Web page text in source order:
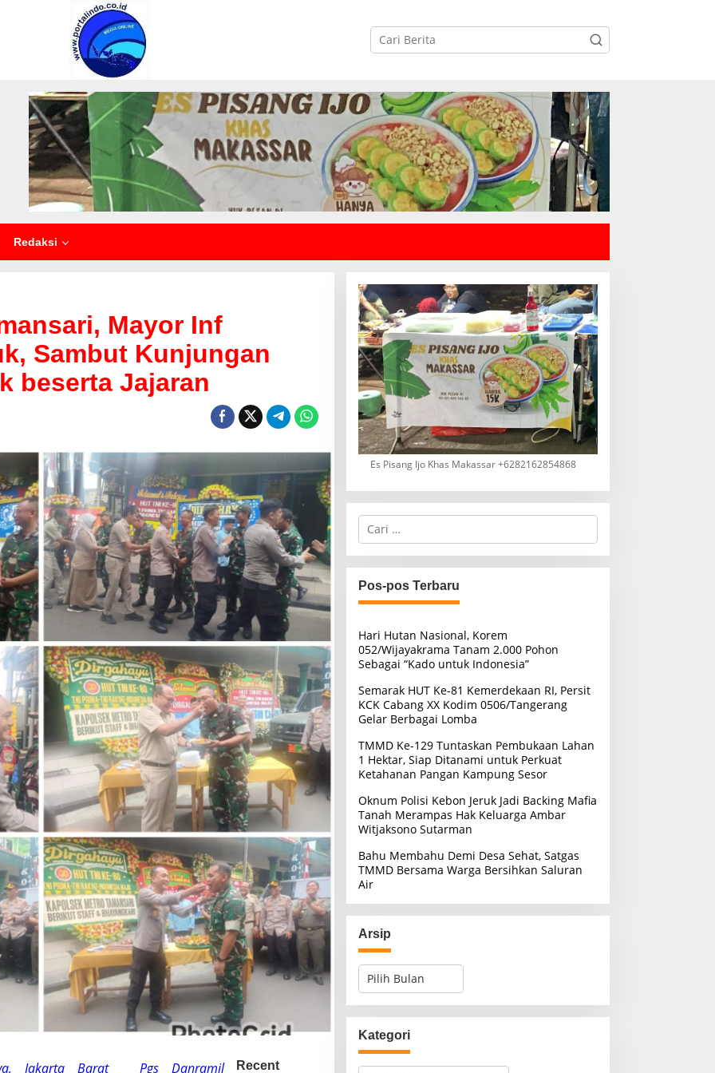
Redaksi
Mayor Inf
Sambut Kunjungan
beserta Jajaran
Jakarta Barat _ Pgs Danramil
Recent
Es Pisang Ijo Khas Makassar +6282162854868
C
i
u
n
t
k
:
Pos-pos Terbaru
Hari Hutan Nasional, Korem
052/Wijayakrama Tanam 2.000 Pohon
Sebagai “Kado untuk Indonesia”
Semarak HUT Ke-81 Kemerdekaan RI, Persit
KCK Cabang XX Kodim 0506/Tangerang
Gelar Berbagai Lomba
TMMD Ke-129 Tuntaskan Pembukaan Lahan
1 Hektar, Siap Ditanami untuk Perkuat
Ketahanan Pangan Kampung Sesor
Oknum Polisi Kebon Jeruk Jadi Backing Mafia
Tanah Merampas Hak Keluarga Ambar
Witjaksono Sutarman
Bahu Membahu Demi Desa Sehat, Satgas
TMMD Bersama Warga Bersihkan Saluran
Air
Arsip
A
i
pKategori